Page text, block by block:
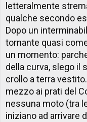
letteralmente
qualche secondo
Dopo un
tornante quasi
un momento:
della curva, slego il
crollo a terra
mezzo ai prati del
nessuna moto (tra
iniziano ad arrivare